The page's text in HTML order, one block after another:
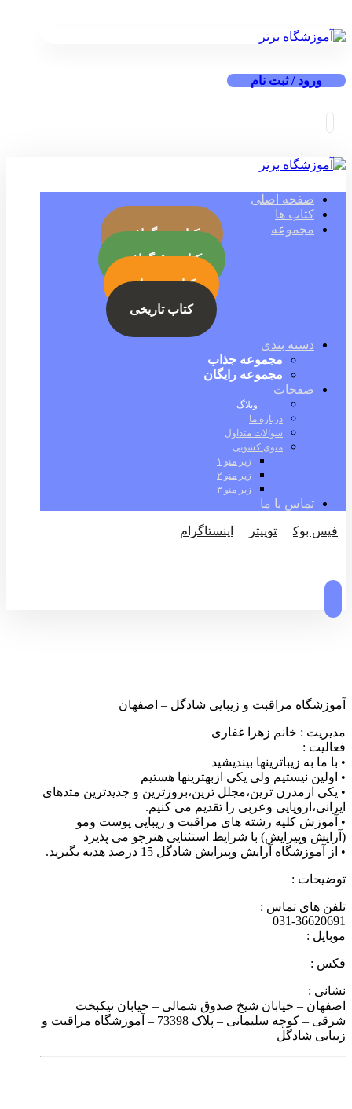
ورود / ثبت نام
صفحه اصلی
کتاب ها
مجموعه
کتاب بیوگرافی
کتاب جئوگرافی
کتاب رمز ارز
کتاب تاریخی
دسته بندی
مجموعه جذاب
مجموعه رایگان
صفحات
وبلاگ
درباره ما
سوالات متداول
منوی کشویی
زیر منو ۱
زیر منو ۲
زیر منو ۳
تماس با ما
فیس بوک توییتر
اینستاگرام
آموزشگاه مراقبت و زیبایی شادگل – اصفهان
مدیریت : خانم زهرا غفاری
فعالیت :
• با ما به زیباترینها بیندیشید
• اولین نیستیم ولی یکی ازبهترینها هستیم
• یکی ازمدرن ترین،مجلل ترین،بروزترین و جدیدترین متدهای
ایرانی،اروپایی وعربی را تقدیم می کنیم.
• آموزش کلیه رشته های مراقبت و زیبایی پوست ومو
(آرایش وپیرایش) با شرایط استثنایی هنرجو می پذیرد
• از آموزشگاه آرایش وپیرایش شادگل 15 درصد هدیه بگیرید.
توضیحات :
تلفن های تماس :
031-36620691
موبایل :
فکس :
نشانی :
اصفهان – خیابان شیخ صدوق شمالی – خیابان نیکبخت
شرقی – کوچه سلیمانی – پلاک 73398 – آموزشگاه مراقبت و
زیبایی شادگل